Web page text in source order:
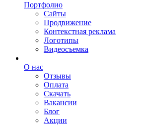
Портфолио
Сайты
Продвижение
Контекстная реклама
Логотипы
Видеосъемка
О нас
Отзывы
Оплата
Скачать
Вакансии
Блог
Акции